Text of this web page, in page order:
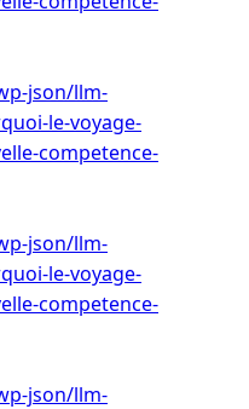
json/llm-
le-voyage-
competence-
json/llm-
le-voyage-
competence-
json/llm-